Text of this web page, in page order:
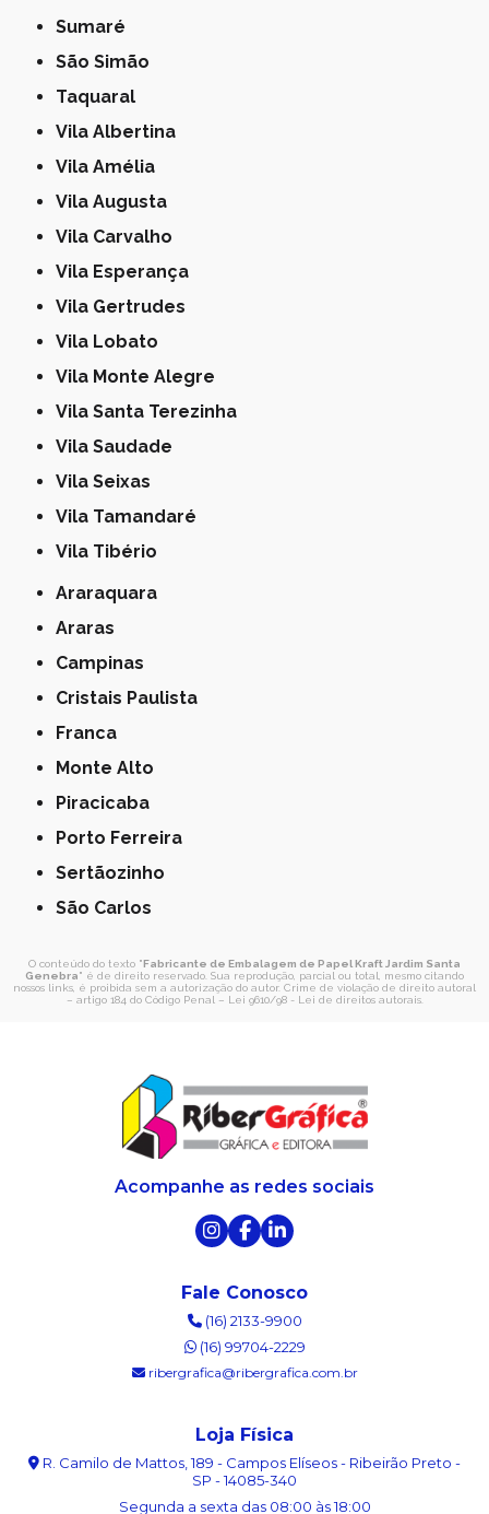
Sumaré
São Simão
Taquaral
Vila Albertina
Vila Amélia
Vila Augusta
Vila Carvalho
Vila Esperança
Vila Gertrudes
Vila Lobato
Vila Monte Alegre
Vila Santa Terezinha
Vila Saudade
Vila Seixas
Vila Tamandaré
Vila Tibério
Araraquara
Araras
Campinas
Cristais Paulista
Franca
Monte Alto
Piracicaba
Porto Ferreira
Sertãozinho
São Carlos
O conteúdo do texto " Fabricante de Embalagem de Papel Kraft Jardim Santa
Genebra" é de direito reservado. Sua reprodução, parcial ou total, mesmo citando
nossos links, é proibida sem a autorização do autor. Crime de violação de direito autoral
– artigo 184 do Código Penal – Lei 9610/98 - Lei de direitos autorais.
Acompanhe as redes sociais
Fale Conosco
(16) 2133-9900
(16) 99704-2229
ribergrafica@ribergrafica.com.br
Loja Física
R. Camilo de Mattos, 189 - Campos Elíseos - Ribeirão Preto -
SP - 14085-340
Segunda a sexta das 08:00 às 18:00